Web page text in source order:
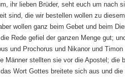
ihr lieben Brüder, seht euch um nach
sind, die wir bestellen wollen zu
wollen ganz beim Gebet und beim
Rede gefiel der ganzen Menge gut;
und Prochorus und Nikanor und
Männer stellten sie vor die Apostel; die
Wort Gottes breitete sich aus und